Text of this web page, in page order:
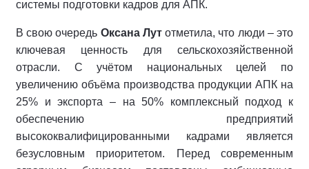
системы подготовки кадров для АПК.
В свою очередь Оксана Лутотметила, что люди – это
ключевая ценность для сельскохозяйственной
отрасли. С учётом национальных целей по
увеличению объёма производства продукции АПК на
25% и экспорта – на 50% комплексный подход к
обеспечению предприятий
высококвалифицированными кадрами является
безусловным приоритетом. Перед современным